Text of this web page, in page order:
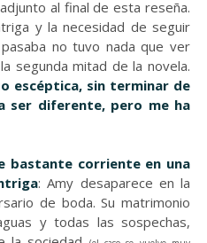
al final de esta reseña.
y la necesidad de seguir
no tuvo nada que ver
segunda mitad de la novela.
escéptica, sin terminar de
ser diferente, pero me ha
bastante corriente en una
: Amy desaparece en la
de boda. Su matrimonio
y todas las sospechas,